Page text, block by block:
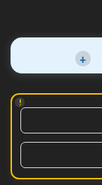
+
!